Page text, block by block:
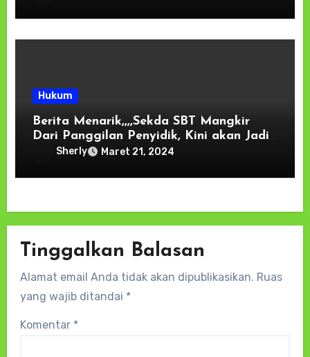
Hukum
Berita Menarik,,,,Sekda SBT Mangkir
Dari Panggilan Penyidik, Kini akan Jadi
DPOSherly Maret 21, 2024
Tinggalkan Balasan
Alamat email Anda tidak akan dipublikasikan. Ruas
yang wajib ditandai *
Komentar *